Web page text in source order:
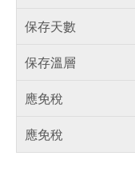
保存天數
保存溫層
應免稅
應免稅